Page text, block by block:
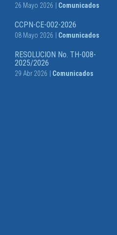
26 Mayo 2026 Comunicados
CCPN-CE-002-2026
08 Mayo 2026 Comunicados
RESOLUCION No. TH-008-
2025/2026
29 Abr 2026 Comunicados